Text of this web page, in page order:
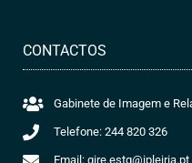
CONTACTOS
Gabinete de Imagem e
Telefone: 244 820 326
Email: gire.estg@ipleiria.pt